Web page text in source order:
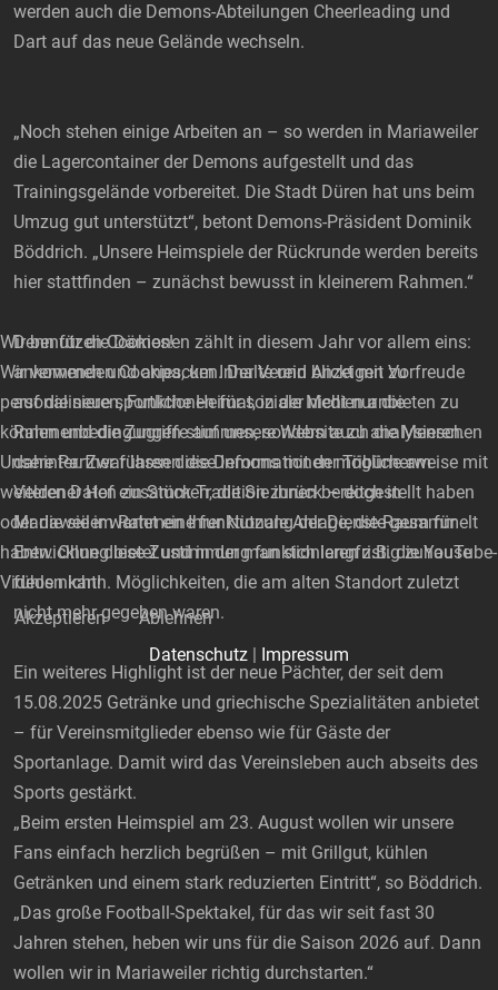
werden auch die Demons-Abteilungen Cheerleading und
Dart auf das neue Gelände wechseln.
„Noch stehen einige Arbeiten an – so werden in Mariaweiler
die Lagercontainer der Demons aufgestellt und das
Trainingsgelände vorbereitet. Die Stadt Düren hat uns beim
Umzug gut unterstützt“, betont Demons-Präsident Dominik
Böddrich. „Unsere Heimspiele der Rückrunde werden bereits
hier stattfinden – zunächst bewusst in kleinerem Rahmen.“
Denn für die Dämonen zählt in diesem Jahr vor allem eins:
ankommen und anpacken. Der Verein blickt mit Vorfreude
auf die neue sportliche Heimat, in der nicht nur die
Rahmenbedingungen stimmen, sondern auch die Menschen
dahinter. Zwar lassen die Demons mit der Tribüne am
Veldener Hof ein Stück Tradition zurück – doch in
Mariaweiler wartet eine funktionale Anlage, die Raum für
Entwicklung bietet und in der man sich langfristig zuhause
fühlen kann. Möglichkeiten, die am alten Standort zuletzt
nicht mehr gegeben waren.
Ein weiteres Highlight ist der neue Pächter, der seit dem
15.08.2025 Getränke und griechische Spezialitäten anbietet
– für Vereinsmitglieder ebenso wie für Gäste der
Sportanlage. Damit wird das Vereinsleben auch abseits des
Sports gestärkt.
„Beim ersten Heimspiel am 23. August wollen wir unsere
Fans einfach herzlich begrüßen – mit Grillgut, kühlen
Getränken und einem stark reduzierten Eintritt“, so Böddrich.
„Das große Football-Spektakel, für das wir seit fast 30
Jahren stehen, heben wir uns für die Saison 2026 auf. Dann
wollen wir in Mariaweiler richtig durchstarten.“
Wir benutzen Cookies!
Wir verwenden Cookies, um Inhalte und Anzeigen zu
personalisieren, Funktionen für soziale Medien anbieten zu
können und die Zugriffe auf unsere Website zu analysieren.
Unsere Partner führen diese Informationen möglicherweise mit
weiteren Daten zusammen, die Sie ihnen bereitgestellt haben
oder die sie im Rahmen Ihrer Nutzung der Dienste gesammelt
haben. Ohne diese Zustimmung funktionieren z.B. die YouTube-
Videos nicht!
Akzeptieren
Ablehnen
Datenschutz | Impressum